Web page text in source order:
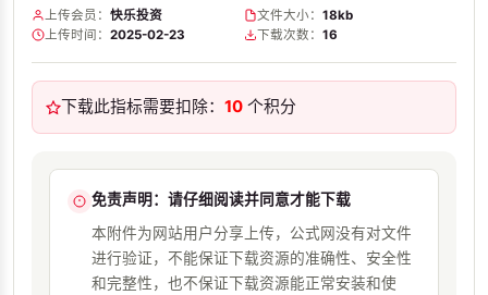
上传会员： 快乐投资 文件大小： 18kb
上传时间： 2025-02-23 下载次数： 16
下载此指标需要扣除： 10 个积分
免责声明：请仔细阅读并同意才能下载
本附件为网站用户分享上传，公式网没有对文件
进行验证，不能保证下载资源的准确性、安全性
和完整性，也不保证下载资源能正常安装和使